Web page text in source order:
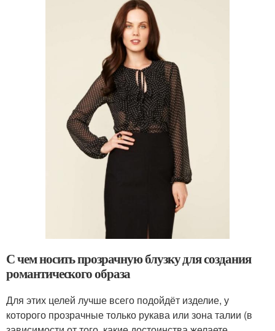
С чем носить прозрачную блузку для создания
романтического образа
Для этих целей лучше всего подойдёт изделие, у
которого прозрачные только рукава или зона талии (в